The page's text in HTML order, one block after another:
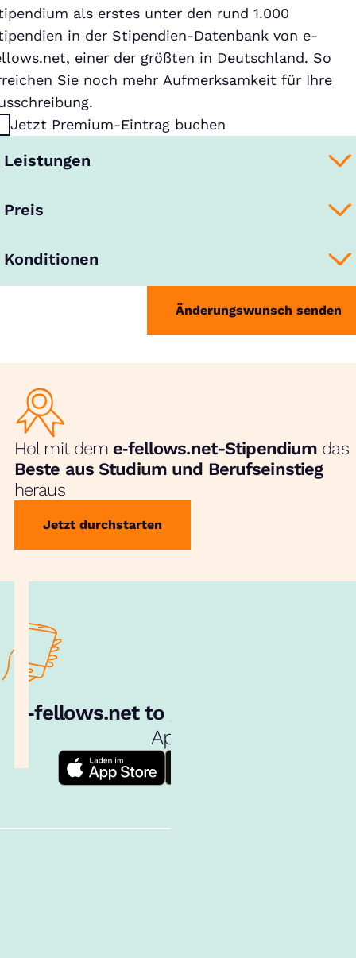
als erstes unter den rund 1.000
in der Stipendien-Datenbank von e-
einer der größten in Deutschland. So
Sie noch mehr Aufmerksamkeit für Ihre
Jetzt Premium-Eintrag buchen
Leistungen
Preis
Konditionen
Änderungswunsch senden
Hol mit dem e‑fellows.net-Stipendium das
Beste aus Studium und Berufseinstieg
heraus
Jetzt durchstarten
e‑fellows.net to go:
App!